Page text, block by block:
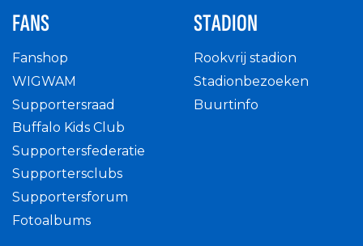
FANS
Fanshop
WIGWAM
Supportersraad
Buffalo Kids Club
Supportersfederatie
Supportersclubs
Supportersforum
Fotoalbums
STADION
Rookvrij stadion
Stadionbezoeken
Buurtinfo